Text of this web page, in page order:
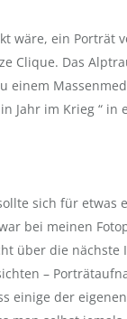
wäre, ein Porträt
Clique. Das
einem
Jahr im Krieg “
sich für etwas
bei meinen
über die nächste
–
einige der